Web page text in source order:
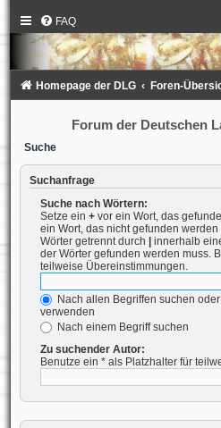
FAQ
Homepage der DLG Foren-
Forum der Deutschen
Suche
Suchanfrage
Suche nach Wörtern:
Setze ein +vor ein Wort, das
ein Wort, das nicht gefunden
Wörter getrennt durch |innerhalb
der Wörter gefunden werden muss.
teilweise Übereinstimmungen.
Nach allen Begriffen suchen
verwenden
Nach einem Begriff suchen
Zu suchender Autor:
Benutze ein * als Platzhalter für